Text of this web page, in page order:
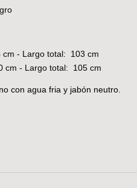
- Largo total: 103 cm
cm - Largo total: 105 cm
con agua fria y jabón neutro.